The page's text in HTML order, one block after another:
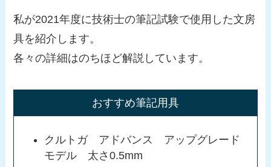
私が2021年度に技術士の筆記試験で使用した文房
具を紹介します。
各々の詳細はのちほど解説しています。
おすすめ筆記用具
クルトガ アドバンス アップグレード
モデル 太さ0.5mm